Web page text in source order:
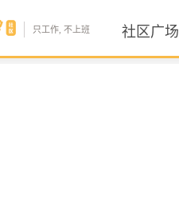
只工作, 不上班 社区广场